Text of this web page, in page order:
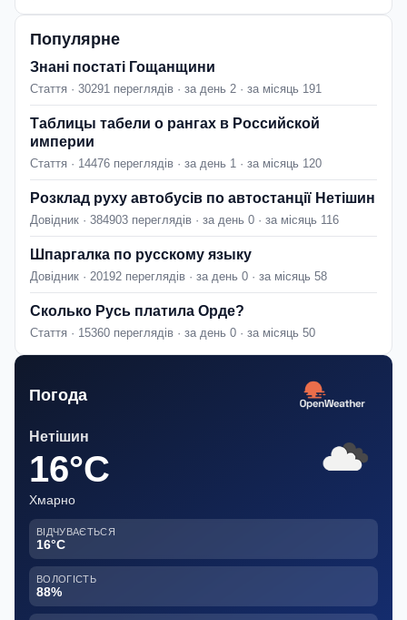
Популярне
Знані постаті Гощанщини
Стаття · 30291 переглядів · за день 2 · за місяць 191
Таблицы табели о рангах в Российской
империи
Стаття · 14476 переглядів · за день 1 · за місяць 120
Розклад руху автобусів по автостанції Нетішин
Довідник · 384903 переглядів · за день 0 · за місяць 116
Шпаргалка по русскому языку
Довідник · 20192 переглядів · за день 0 · за місяць 58
Сколько Русь платила Орде?
Стаття · 15360 переглядів · за день 0 · за місяць 50
Погода
Нетішин
16°C
Хмарно
ВІДЧУВАЄТЬСЯ
16°C
ВОЛОГІСТЬ
88%